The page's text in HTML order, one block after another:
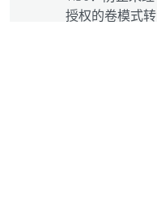
授权的卷模式转